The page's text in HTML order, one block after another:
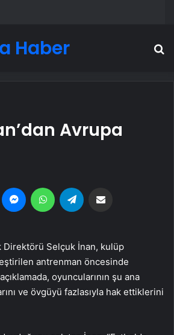
Haber
Avrupa
Tumblr MessengerWhatsApp
Direktörü Selçuk İnan, kulüp
antrenman öncesinde
oyuncularının şu ana
ve övgüyü fazlasıyla hak ettiklerini